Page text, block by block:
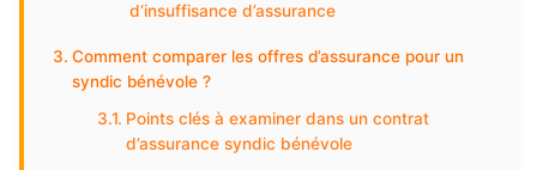
d’insuffisance d’assurance
Comment comparer les offres d’assurance pour un
syndic bénévole ?
Points clés à examiner dans un contrat
d’assurance syndic bénévole